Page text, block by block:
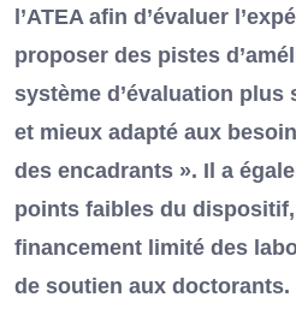
l’ATEA afin d’évaluer
proposer des pistes
système d’évaluation
et mieux adapté aux
des encadrants ». Il a
points faibles du
financement limité des
de soutien aux doctorants.